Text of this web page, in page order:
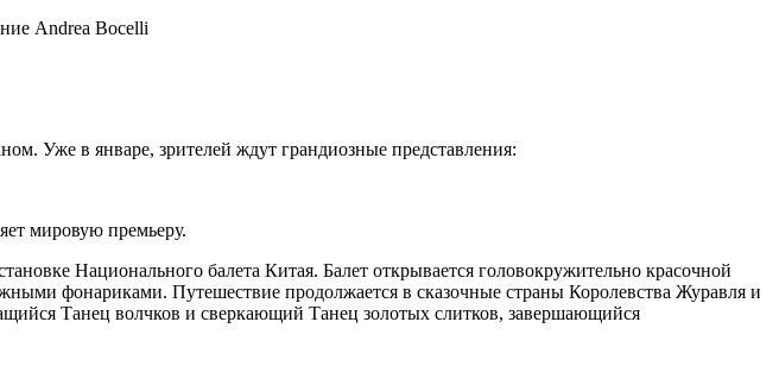
Andrea Bocelli
Уже в январе, зрителей ждут грандиозные представления:
мировую премьеру.
Национального балета Китая. Балет открывается головокружительно красочной
фонариками. Путешествие продолжается в сказочные страны Королевства Журавля и
Танец волчков и сверкающий Танец золотых слитков, завершающийся